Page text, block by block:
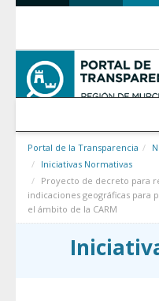
Saltar al contenido
Portal de la Transparencia
Iniciativas Normativas
Proyecto de decreto para
indicaciones geográficas para
el ámbito de la CARM